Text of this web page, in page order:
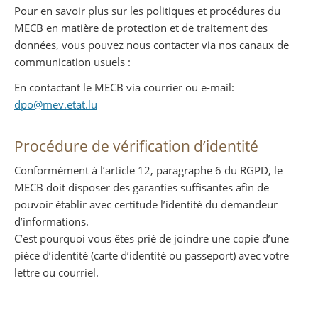
Pour en savoir plus sur les politiques et procédures du
MECB en matière de protection et de traitement des
données, vous pouvez nous contacter via nos canaux de
communication usuels :
En contactant le MECB via courrier ou e-mail:
dpo@mev.etat.lu
Procédure de vérification d’identité
Conformément à l’article 12, paragraphe 6 du RGPD, le
MECB doit disposer des garanties suffisantes afin de
pouvoir établir avec certitude l’identité du demandeur
d’informations.
C’est pourquoi vous êtes prié de joindre une copie d’une
pièce d’identité (carte d’identité ou passeport) avec votre
lettre ou courriel.